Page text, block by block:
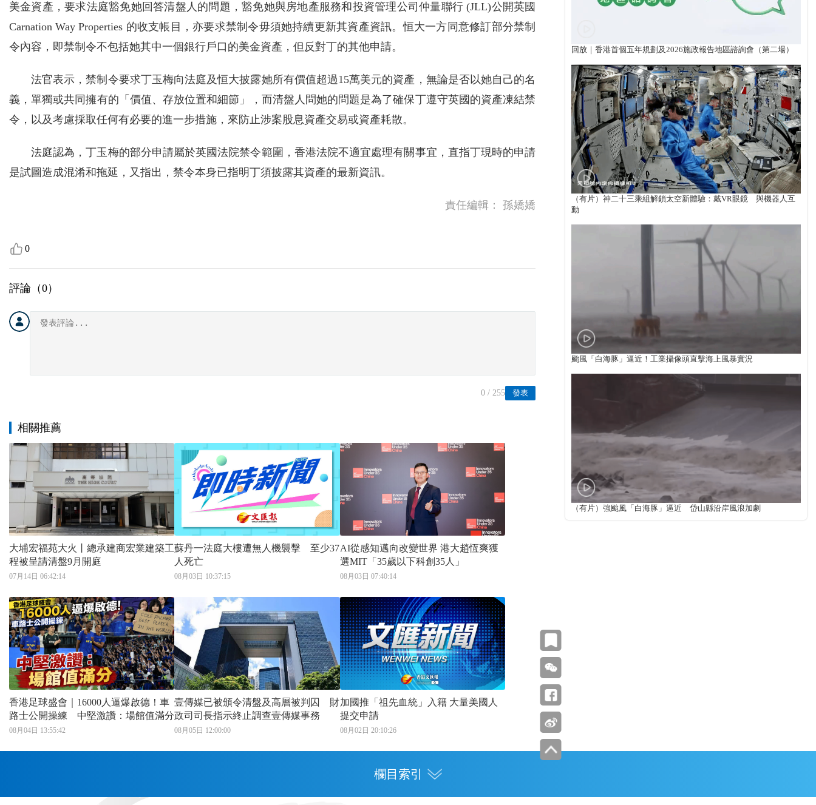
美金資產，要求法庭豁免她回答清盤人的問題，豁免她與房地產服務和投資管理公司仲量聯行 (JLL)公開英國
Carnation Way Properties 的收支帳目，亦要求禁制令毋須她持續更新其資產資訊。恒大一方同意修訂部分禁制
令內容，即禁制令不包括她其中一個銀行戶口的美金資產，但反對丁的其他申請。
法官表示，禁制令要求丁玉梅向法庭及恒大披露她所有價值超過15萬美元的資產，無論是否以她自己的名
義，單獨或共同擁有的「價值、存放位置和細節」，而清盤人問她的問題是為了確保丁遵守英國的資產凍結禁
令，以及考慮採取任何有必要的進一步措施，來防止涉案股息資產交易或資產耗散。
法庭認為，丁玉梅的部分申請屬於英國法院禁令範圍，香港法院不適宜處理有關事宜，直指丁現時的申請
是試圖造成混淆和拖延，又指出，禁令本身已指明丁須披露其資產的最新資訊。
責任編輯： 孫嬌嬌
0
評論（0）
發表
0 / 255
相關推薦
大埔宏福苑大火丨總承建商宏業建築工
程被呈請清盤9月開庭
07月14日 06:42:14
蘇丹一法庭大樓遭無人機襲擊 至少37
人死亡
08月03日 10:37:15
AI從感知邁向改變世界 港大趙恆爽獲
選MIT「35歲以下科創35人」
08月03日 07:40:14
香港足球盛會｜16000人逼爆啟德！車
路士公開操練 中堅激讚：場館值滿分
08月04日 13:55:42
壹傳媒已被頒令清盤及高層被判囚 財
政司司長指示終止調查壹傳媒事務
08月05日 12:00:00
加國推「祖先血統」入籍 大量美國人
提交申請
08月02日 20:10:26
回放｜香港首個五年規劃及2026施政報告地區諮詢會（第二場）
（有片）神二十三乘組解鎖太空新體驗：戴VR眼鏡 與機器人互
動
颱風「白海豚」逼近！工業攝像頭直擊海上風暴實況
（有片）強颱風「白海豚」逼近 岱山縣沿岸風浪加劇
欄目索引